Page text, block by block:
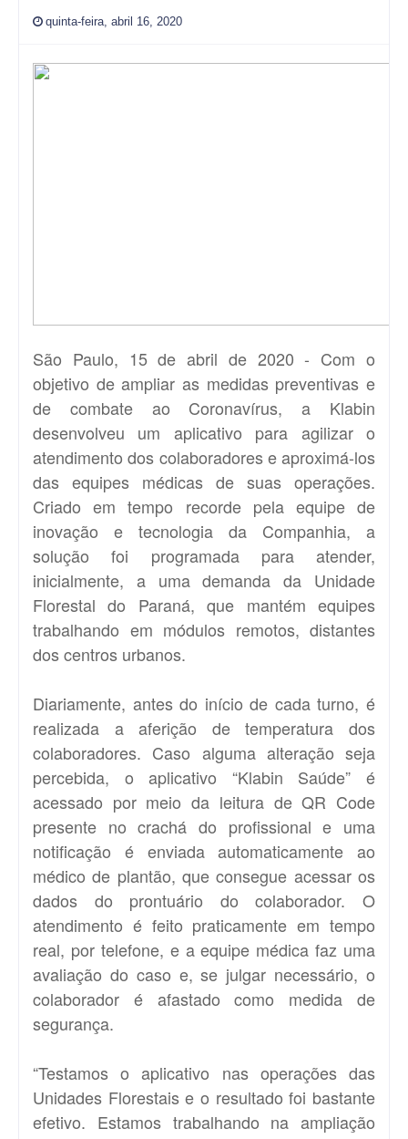
quinta-feira, abril 16, 2020
São Paulo, 15 de abril de 2020 - Com o
objetivo de ampliar as medidas preventivas e
de combate ao Coronavírus, a Klabin
desenvolveu um aplicativo para agilizar o
atendimento dos colaboradores e aproximá-los
das equipes médicas de suas operações.
Criado em tempo recorde pela equipe de
inovação e tecnologia da Companhia, a
solução foi programada para atender,
inicialmente, a uma demanda da Unidade
Florestal do Paraná, que mantém equipes
trabalhando em módulos remotos, distantes
dos centros urbanos.
Diariamente, antes do início de cada turno, é
realizada a aferição de temperatura dos
colaboradores. Caso alguma alteração seja
percebida, o aplicativo “Klabin Saúde” é
acessado por meio da leitura de QR Code
presente no crachá do profissional e uma
notificação é enviada automaticamente ao
médico de plantão, que consegue acessar os
dados do prontuário do colaborador. O
atendimento é feito praticamente em tempo
real, por telefone, e a equipe médica faz uma
avaliação do caso e, se julgar necessário, o
colaborador é afastado como medida de
segurança.
“Testamos o aplicativo nas operações das
Unidades Florestais e o resultado foi bastante
efetivo. Estamos trabalhando na ampliação